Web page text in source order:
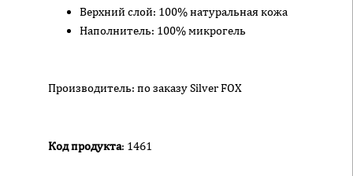
Верхний слой: 100% натуральная кожа
Наполнитель: 100% микрогель
Производитель: по заказу Silver FOX
Код продукта: 1461